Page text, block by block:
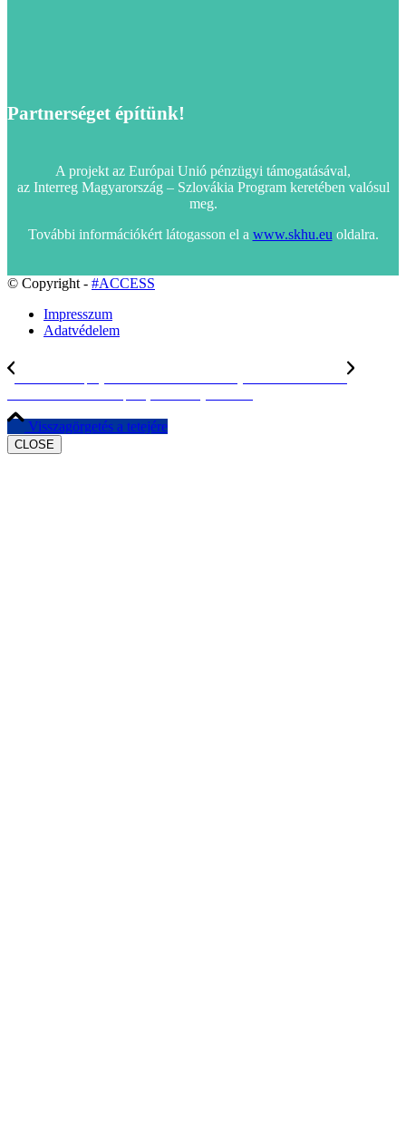
Partnerséget építünk!
A projekt az Európai Unió pénzügyi támogatásával,
az Interreg Magyarország – Szlovákia Program keretében valósul
meg.
További információkért látogasson el a www.skhu.eu oldalra.
© Copyright - #ACCESS
Impresszum
Adatvédelem
Visszagörgetés a tetejére
CLOSE